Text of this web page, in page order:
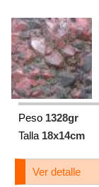
Peso 1328gr
Talla 18x14cm
Ver detalle